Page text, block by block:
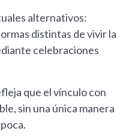
alternativos:
distintas de vivir la
celebraciones
que el vínculo con
sin una única manera